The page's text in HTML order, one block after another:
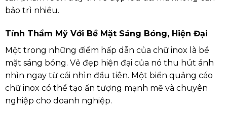
bảo trì nhiều.
Tính Thẩm Mỹ Với Bề Mặt Sáng Bóng, Hiện Đại
Một trong những điểm hấp dẫn của chữ inox là bề
mặt sáng bóng. Vẻ đẹp hiện đại của nó thu hút ánh
nhìn ngay từ cái nhìn đầu tiên. Một biển quảng cáo
chữ inox có thể tạo ấn tượng mạnh mẽ và chuyên
nghiệp cho doanh nghiệp.